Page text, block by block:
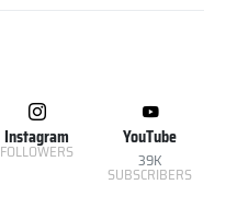
Instagram
FOLLOWERS
YouTube
39K
SUBSCRIBERS